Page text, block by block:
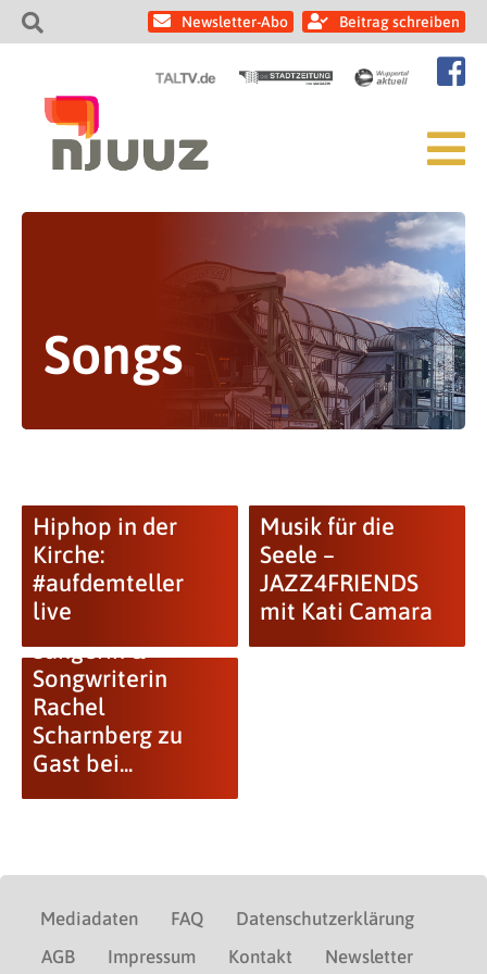
Newsletter-Abo Beitrag schreiben
Songs
Hiphop in der
Kirche:
#aufdemteller
live
Musik für die
Seele –
JAZZ4FRIENDS
mit Kati Camara
Soul, Sister!
Sängerin &
Songwriterin
Rachel
Scharnberg zu
Gast bei...
Mediadaten FAQ
Datenschutzerklärung
AGB
Impressum Kontakt Newsletter